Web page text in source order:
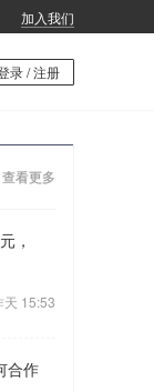
加入我们
录 / 注册
查看更多
，
天 15:53
合作